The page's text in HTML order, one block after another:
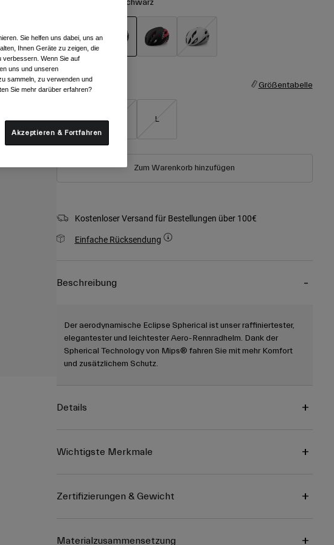
Mattes Schwarz
Größe Größentabelle
S L
Zum Warenkorb hinzufügen
Kostenloser Versand für Bestellungen über 100€
Einfache Rücksendung
Beschreibung
Der aerodynamische Eclipse Spherical ist unser raffiniertester,
elegantester und leichtester Aero-Rennradhelm. Dank der
Spherical Technology von Mips® fahren Sie mit mehr Komfort
und zusätzlichem Schutz.
Details
Wichtigste Merkmale
Zertifizierungen & Gewicht
Materialzusammensetzung
Sie helfen uns dabei, uns an
Ihnen Geräte zu zeigen, die
verbessern. Wenn Sie auf
uns und unseren
sammeln, zu verwenden und
Sie mehr darüber erfahren?
Akzeptieren & Fortfahren